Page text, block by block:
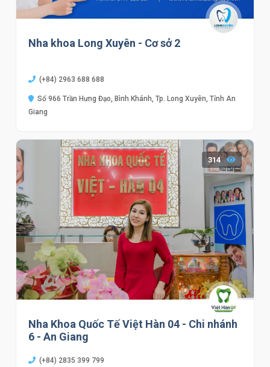
Nha khoa Long Xuyên - Cơ sở 2
(+84) 2963 688 688
Số 966 Trần Hưng Đạo, Bình Khánh, Tp. Long Xuyên, Tỉnh An
Giang
314
Nha Khoa Quốc Tế Việt Hàn 04 - Chi nhánh
6 - An Giang
(+84) 2835 399 799